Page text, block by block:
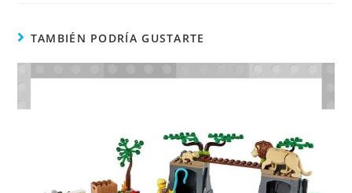
TAMBIÉN PODRÍA GUSTARTE